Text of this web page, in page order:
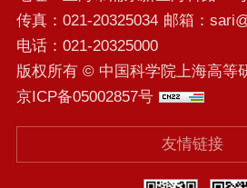
传真：021-20325034 邮箱：
电话：021-20325000
版权所有 © 中国科学院上海高等
京ICP备05002857号
友情链接